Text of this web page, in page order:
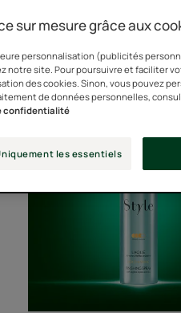
Cire et Pâte
Laque
sur mesure grâce aux
personnalisation (publicités
notre site. Pour poursuivre et faciliter
des cookies. Sinon, vous pouvez
de données personnelles,
confidentialité
les essentiels